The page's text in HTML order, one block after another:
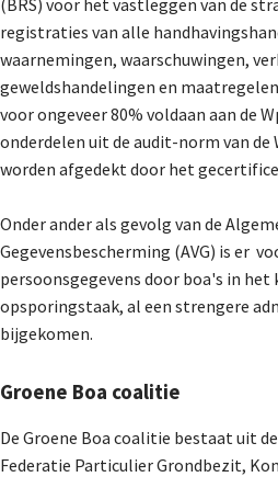
registraties van alle
waarnemingen, waarschuwingen,
geweldshandelingen en
voor ongeveer 80% voldaan aan de
onderdelen uit de audit-norm van de
worden afgedekt door het
Onder ander als gevolg van de
Gegevensbescherming (AVG) is er
persoonsgegevens door boa's in het
opsporingstaak, al een strengere
bijgekomen.
Groene Boa coalitie
De Groene Boa coalitie bestaat uit
Federatie Particulier Grondbezit,